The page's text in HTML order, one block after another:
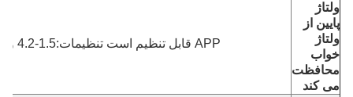
ولتاژ
پایین از
ولتاژ
خواب
محافظت
می کند
APP قابل تنظیم است تنظیمات:1.5-4.2 ولت